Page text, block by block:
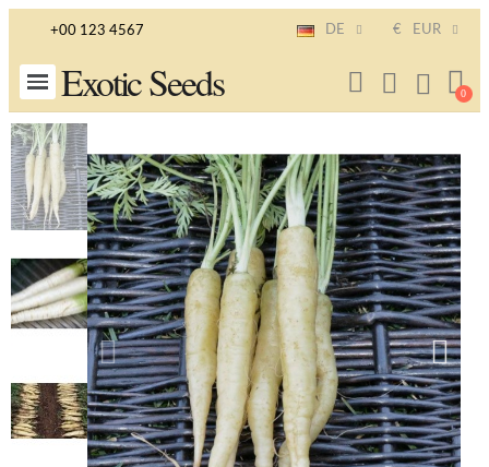
+00 123 4567 DE € EUR
Exotic Seeds